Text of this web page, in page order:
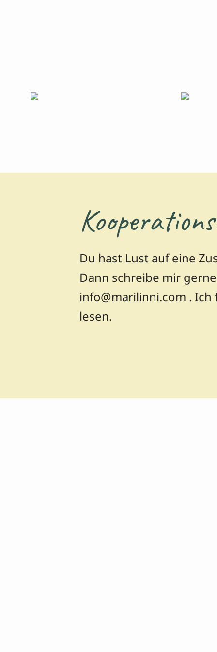
Du hast Lust auf eine
Dann schreibe mir
info@marilinni.com .
lesen.